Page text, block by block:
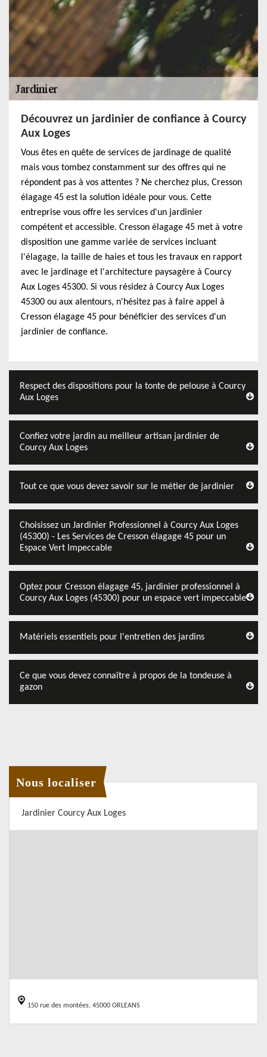
Découvrez un jardinier de confiance à Courcy
Aux Loges
Vous êtes en quête de services de jardinage de qualité
mais vous tombez constamment sur des offres qui ne
répondent pas à vos attentes ? Ne cherchez plus, Cresson
élagage 45 est la solution idéale pour vous. Cette
entreprise vous offre les services d'un jardinier
compétent et accessible. Cresson élagage 45 met à votre
disposition une gamme variée de services incluant
l'élagage, la taille de haies et tous les travaux en rapport
avec le jardinage et l'architecture paysagère à Courcy
Aux Loges 45300. Si vous résidez à Courcy Aux Loges
45300 ou aux alentours, n'hésitez pas à faire appel à
Cresson élagage 45 pour bénéficier des services d'un
jardinier de confiance.
Respect des dispositions pour la tonte de pelouse à Courcy
Aux Loges
Confiez votre jardin au meilleur artisan jardinier de
Courcy Aux Loges
Tout ce que vous devez savoir sur le métier de jardinier
Choisissez un Jardinier Professionnel à Courcy Aux Loges
(45300) - Les Services de Cresson élagage 45 pour un
Espace Vert Impeccable
Optez pour Cresson élagage 45, jardinier professionnel à
Courcy Aux Loges (45300) pour un espace vert impeccable
Matériels essentiels pour l'entretien des jardins
Ce que vous devez connaître à propos de la tondeuse à
gazon
Nous localiser
Jardinier Courcy Aux Loges
150 rue des montées, 45000 ORLEANS